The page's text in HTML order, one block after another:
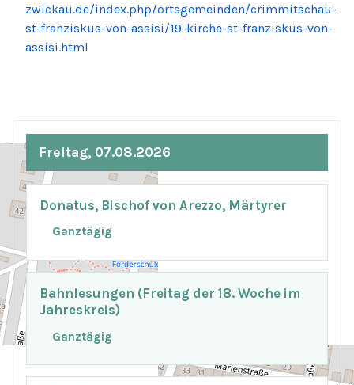
zwickau.de/index.php/ortsgemeinden/crimmitschau-
st-franziskus-von-assisi/19-kirche-st-franziskus-von-
assisi.html
Freitag, 07.08.2026
Donatus, Bischof von Arezzo, Märtyrer
Ganztägig
Bahnlesungen (Freitag der 18. Woche im
Jahreskreis)
Ganztägig